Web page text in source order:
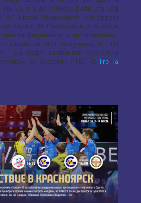
Ugra a de nouveau battu Ufa Ural
Maxim Shemyatikhin est apparu
de départ de l'adversaire à la place
dans la diagonale et a immédiatement
simple de Kirill Kostylenko, 4:1. Un
- 6:2. Yegor Yakutin fait rage sur la
et Gutsaliuk (11:6), etlire la